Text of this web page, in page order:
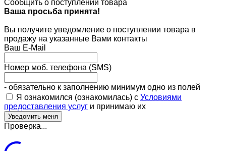
Сообщить о поступлении товара
Ваша просьба принята!
Вы получите уведомление о поступлении товара в
продажу на указанные Вами контакты
Ваш E-Mail
Номер моб. телефона (SMS)
- обязательно к заполнению минимум одно из полей
Я ознакомился (ознакомилась) с Условиями
предоставления услуг и принимаю их
Проверка...